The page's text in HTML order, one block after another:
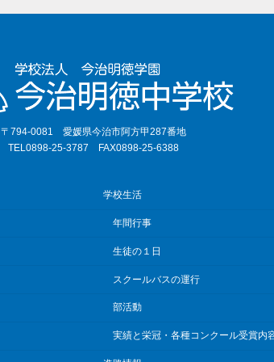
〒794-0081 愛媛県今治市阿方甲287番地
TEL0898-25-3787 FAX0898-25-6388
学校生活
年間行事
生徒の１日
スクールバスの運行
部活動
実績と栄冠・各種コンクール受賞内